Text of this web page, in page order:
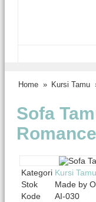
Home » Kursi Tamu
Sofa
Kategori Kursi Tamu
Stok
Made by
Kode
AI-030